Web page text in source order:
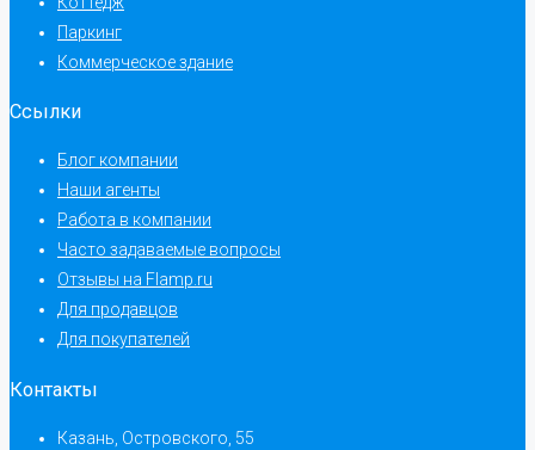
Паркинг
Коммерческое здание
Ссылки
Блог компании
Наши агенты
Работа в компании
Часто задаваемые вопросы
Отзывы на Flamp.ru
Для продавцов
Для покупателей
Контакты
Казань, Островского, 55